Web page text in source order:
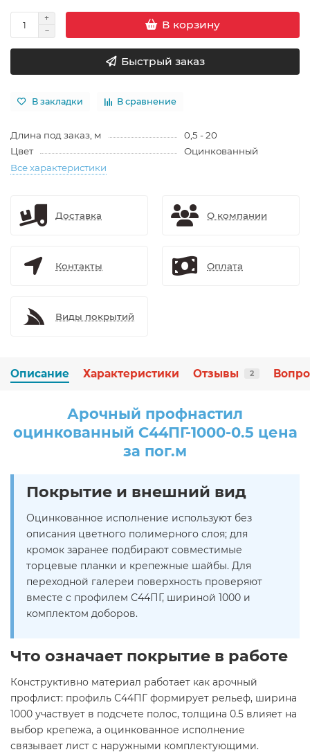
В корзину
Быстрый заказ
В закладки В сравнение
Длина под заказ, м
0,5 - 20
Цвет
Оцинкованный
Все характеристики
Доставка О компании
Контакты Оплата
Виды покрытий
Описание Характеристики Отзывы 2
Арочный профнастил
оцинкованный С44ПГ-1000-0.5 цена
за пог.м
Покрытие и внешний вид
Оцинкованное исполнение используют без
описания цветного полимерного слоя; для
кромок заранее подбирают совместимые
торцевые планки и крепежные шайбы. Для
переходной галереи поверхность проверяют
вместе с профилем С44ПГ, шириной 1000 и
комплектом доборов.
Что означает покрытие в работе
Конструктивно материал работает как арочный
профлист: профиль С44ПГ формирует рельеф, ширина
1000 участвует в подсчете полос, толщина 0.5 влияет на
выбор крепежа, а оцинкованное исполнение
связывает лист с наружными комплектующими.